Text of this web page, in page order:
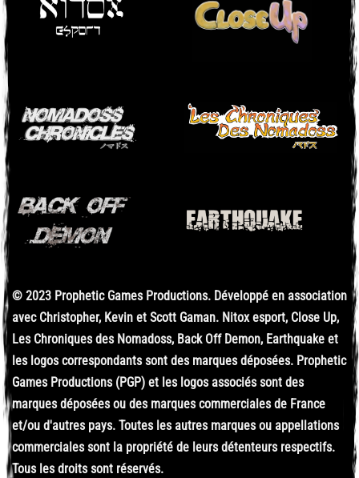
© 2023 Prophetic Games Productions. Développé en association
avec Christopher, Kevin et Scott Gaman. Nitox esport, Close Up,
Les Chroniques des Nomadoss, Back Off Demon, Earthquake et
les logos correspondants sont des marques déposées. Prophetic
Games Productions (PGP) et les logos associés sont des
marques déposées ou des marques commerciales de France
et/ou d'autres pays. Toutes les autres marques ou appellations
commerciales sont la propriété de leurs détenteurs respectifs.
Tous les droits sont réservés.